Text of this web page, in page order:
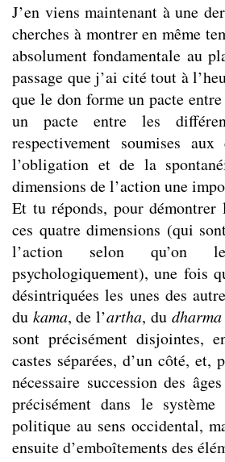
J’en viens maintenant à une
cherches à montrer en même
absolument fondamentale au
passage que j’ai cité tout à
que le don forme un pacte
un pacte entre les
respectivement soumises
l’obligation et de la
dimensions de l’action une
Et tu réponds, pour démontrer
ces quatre dimensions (qui
l’action selon qu’on
psychologiquement), une fois
désintriquées les unes des
du kama, de l’artha, du dharma
sont précisément disjointes,
castes séparées, d’un côté,
nécessaire succession des
précisément dans le
politique au sens occidental,
ensuite d’emboîtements des